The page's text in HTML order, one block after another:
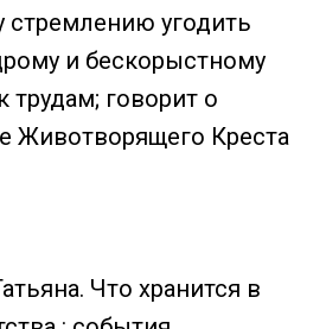
стремлению угодить
и бескорыстному
говорит о
Животворящего Креста
Что хранится в